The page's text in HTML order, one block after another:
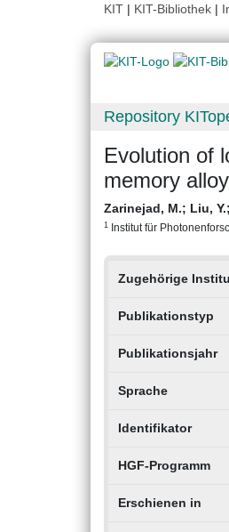
KIT | KIT-Bibliothek |
Repository
Evolution of
memory
Zarinejad, M.; Liu, Y.;
1 Institut für
Zugehörige
Publikationstyp
Publikationsjahr
Sprache
Identifikator
HGF-Programm
Erschienen in